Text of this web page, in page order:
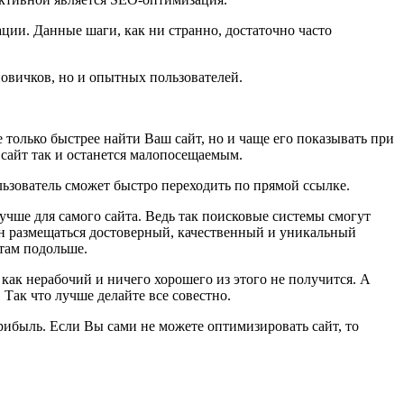
Данные шаги, как ни странно, достаточно часто
но и опытных пользователей.
быстрее найти Ваш сайт, но и чаще его показывать при
так и останется малопосещаемым.
сможет быстро переходить по прямой ссылке.
для самого сайта. Ведь так поисковые системы смогут
размещаться достоверный, качественный и уникальный
подольше.
нерабочий и ничего хорошего из этого не получится. А
что лучше делайте все совестно.
Если Вы сами не можете оптимизировать сайт, то